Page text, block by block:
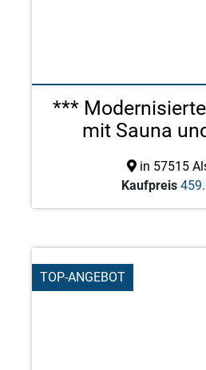
***
mit Sauna
in 57515
Kaufpreis
TOP-ANGEBOT